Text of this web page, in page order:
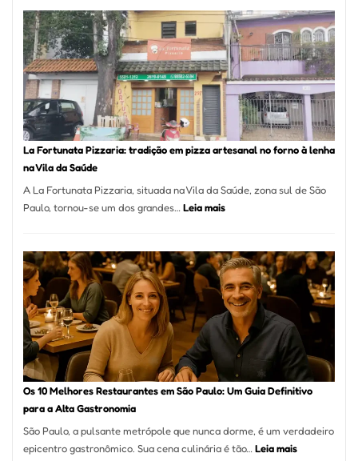
Se
Um
dos
Mais
La Fortunata Pizzaria: tradição em pizza artesanal no forno à lenha
na Vila da Saúde
A La Fortunata Pizzaria, situada na Vila da Saúde, zona sul de São
Paulo, tornou-se um dos grandes…Leia mais:
Pizzaria:
tradição
em
pizza
artesanal
forno
à
Vila
da
Os 10 Melhores Restaurantes em São Paulo: Um Guia Definitivo
para a Alta Gastronomia
São Paulo, a pulsante metrópole que nunca dorme, é um verdadeiro
epicentro gastronômico. Sua cena culinária é tão… Leia mais: